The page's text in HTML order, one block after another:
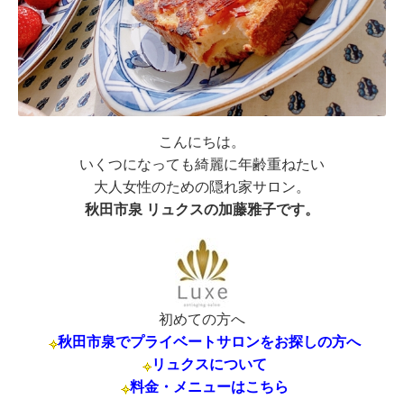
こんにちは。
いくつになっても綺麗に年齢重ねたい
大人女性のための隠れ家サロン。
秋田市泉 リュクスの加藤雅子です。
初めての方へ
秋田市泉でプライベートサロンをお探しの方へ
リュクスについて
料金・メニューはこちら